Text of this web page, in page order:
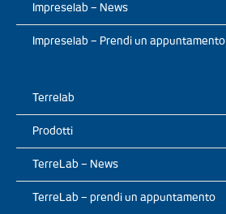
Impreselab – News
Impreselab – Prendi un appuntamento
Terrelab
Prodotti
TerreLab – News
TerreLab – prendi un appuntamento